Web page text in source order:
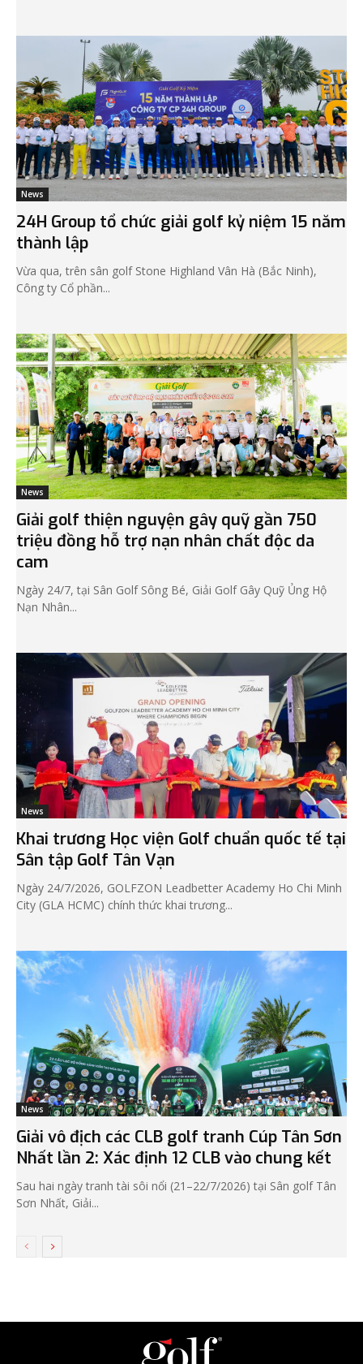
News
24H Group tổ chức giải golf kỷ niệm 15 năm
thành lập
Vừa qua, trên sân golf Stone Highland Vân Hà (Bắc Ninh),
Công ty Cổ phần...
News
Giải golf thiện nguyện gây quỹ gần 750
triệu đồng hỗ trợ nạn nhân chất độc da
cam
Ngày 24/7, tại Sân Golf Sông Bé, Giải Golf Gây Quỹ Ủng Hộ
Nạn Nhân...
News
Khai trương Học viện Golf chuẩn quốc tế tại
Sân tập Golf Tân Vạn
Ngày 24/7/2026, GOLFZON Leadbetter Academy Ho Chi Minh
City (GLA HCMC) chính thức khai trương...
News
Giải vô địch các CLB golf tranh Cúp Tân Sơn
Nhất lần 2: Xác định 12 CLB vào chung kết
Sau hai ngày tranh tài sôi nổi (21–22/7/2026) tại Sân golf Tân
Sơn Nhất, Giải...